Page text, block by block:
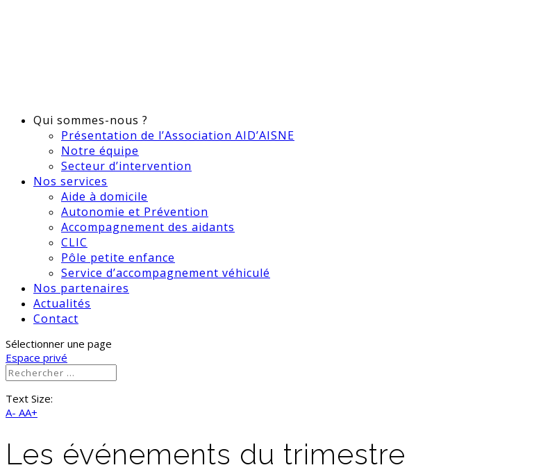
Qui sommes-nous ?
Présentation de l’Association AID’AISNE
Notre équipe
Secteur d’intervention
Nos services
Aide à domicile
Autonomie et Prévention
Accompagnement des aidants
CLIC
Pôle petite enfance
Service d’accompagnement véhiculé
Nos partenaires
Actualités
Contact
Sélectionner une page
Espace privé
Text Size:
A- AA+
Les événements du trimestre